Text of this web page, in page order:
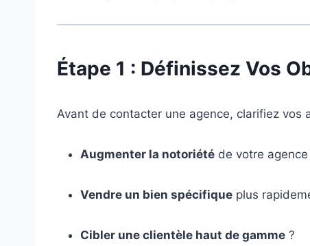
Étape 1 : Définissez Vos
Avant de contacter une agence, clarifiez vos
Augmenter la notoriété de votre
Vendre un bien spécifique plus
Cibler une clientèle haut de gamme ?